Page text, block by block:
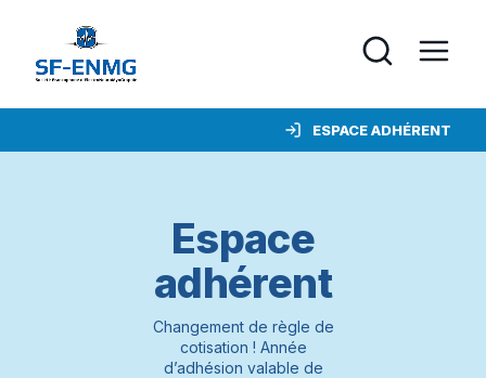
ESPACE ADHÉRENT
Espace
adhérent
Changement de règle de
cotisation ! Année
d’adhésion valable de